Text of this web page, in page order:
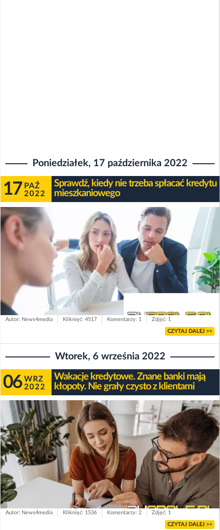
Poniedziałek, 17 października 2022
17 PAŹ
2022
Sprawdź, kiedy nie trzeba spłacać kredytu
mieszkaniowego
Autor: News4media Kliknięć: 4517 Komentarzy: 1 Zdjęć: 1
CZYTAJ DALEJ >>
Wtorek, 6 września 2022
06 WRZ
2022
Wakacje kredytowe. Znane banki mają
kłopoty. Nie grały czysto z klientami
Autor: News4media Kliknięć: 1536 Komentarzy: 2 Zdjęć: 1
CZYTAJ DALEJ >>